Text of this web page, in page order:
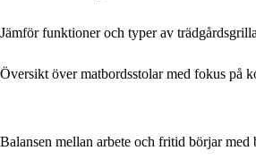
Jämför funktioner och typer av
Översikt över matbordsstolar med fokus på
Balansen mellan arbete och fritid börjar med